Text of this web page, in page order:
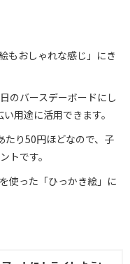
もおしゃれな感じ」にき
のバースデーボードにし
用途に活用できます。
たり50円ほどなので、子
トです。
使った「ひっかき絵」に